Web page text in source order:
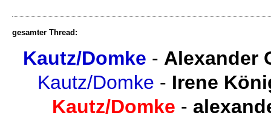
gesamter Thread:
Kautz/Domke - Alexander
Kautz/Domke - Irene
Kautz/Domke -